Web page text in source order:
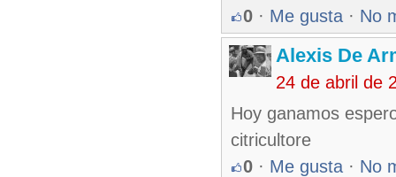
0 · Me gusta · No
Alexis De
24 de abril de
Hoy ganamos
citricultore
0 · Me gusta · No